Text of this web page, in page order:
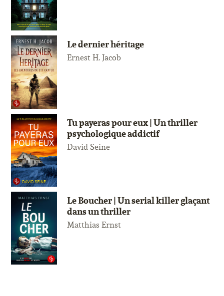
Le dernier héritage
Ernest H. Jacob
Tu payeras pour eux | Un thriller
psychologique addictif
David Seine
Le Boucher | Un serial killer glaçant
dans un thriller
Matthias Ernst